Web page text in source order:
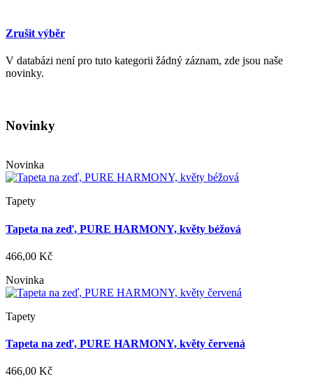
Zrušit výběr
V databázi není pro tuto kategorii žádný záznam, zde jsou naše
novinky.
Novinky
Novinka
Tapety
Tapeta na zeď, PURE HARMONY, květy béžová
466,00 Kč
Novinka
Tapety
Tapeta na zeď, PURE HARMONY, květy červená
466,00 Kč